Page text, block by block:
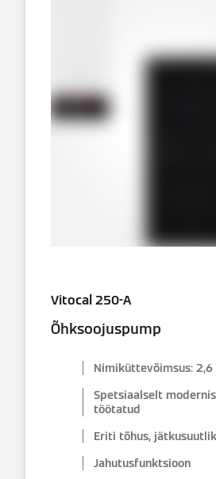
Vitocal 250-A
Õhksoojuspump
Nimiküttevõimsus:
Spetsiaalselt
töötatud
Eriti tõhus,
Jahutusfunktsioon